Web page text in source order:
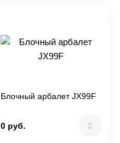
Блочный арбалет JX99F
0 руб.